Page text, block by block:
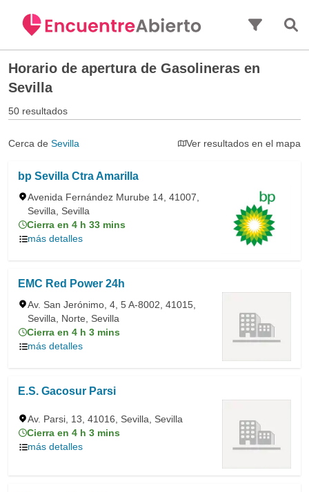
Horario de apertura de Gasolineras en
Sevilla
50 resultados
Cerca de Sevilla Ver resultados en el mapa
bp Sevilla Ctra Amarilla
Avenida Fernández Murube 14, 41007,
Sevilla, Sevilla
Cierra en 4 h 33 mins
más detalles
EMC Red Power 24h
Av. San Jerónimo, 4, 5 A-8002, 41015,
Sevilla, Norte, Sevilla
Cierra en 4 h 3 mins
más detalles
E.S. Gacosur Parsi
Av. Parsi, 13, 41016, Sevilla, Sevilla
Cierra en 4 h 3 mins
más detalles